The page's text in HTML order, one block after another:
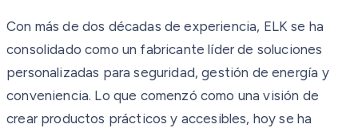
Con más de dos décadas de experiencia, ELK se ha
consolidado como un fabricante líder de soluciones
personalizadas para seguridad, gestión de energía y
conveniencia. Lo que comenzó como una visión de
crear productos prácticos y accesibles, hoy se ha